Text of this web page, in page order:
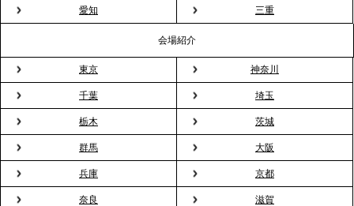
粉レス」な室内花見。福利厚生としても注目され
る、快適で新しいお花見体験
2026.3.5
プレスリリースのご案内｜「室内お花見」の法人利
用が前年比4倍に急増。オフィスに桜が届く福利厚生
の新定番
2026.2.13
プレスリリースのご案内｜オフィスが「１日限定の
愛知 三重
会場紹介
東京 神奈川
千葉 埼玉
栃木 茨城
群馬 大阪
兵庫 京都
奈良 滋賀